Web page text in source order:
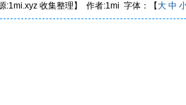
:1mi.xyz 收集整理】 作者:1mi 字体：【大 中